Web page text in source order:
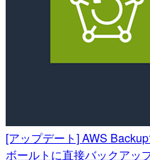
[アップデート] AWS
ボールトに直接バックアッ